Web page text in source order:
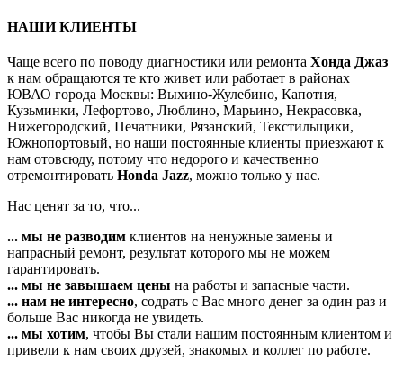
НАШИ КЛИЕНТЫ
Чаще всего по поводу диагностики или ремонта Хонда Джаз
к нам обращаются те кто живет или работает в районах
ЮВАО города Москвы: Выхино-Жулебино, Капотня,
Кузьминки, Лефортово, Люблино, Марьино, Некрасовка,
Нижегородский, Печатники, Рязанский, Текстильщики,
Южнопортовый, но наши постоянные клиенты приезжают к
нам отовсюду, потому что недорого и качественно
отремонтировать Honda Jazz, можно только у нас.
Нас ценят за то, что...
... мы не разводим клиентов на ненужные замены и
напрасный ремонт, результат которого мы не можем
гарантировать.
... мы не завышаем цены на работы и запасные части.
... нам не интересно, содрать с Вас много денег за один раз и
больше Вас никогда не увидеть.
... мы хотим, чтобы Вы стали нашим постоянным клиентом и
привели к нам своих друзей, знакомых и коллег по работе.